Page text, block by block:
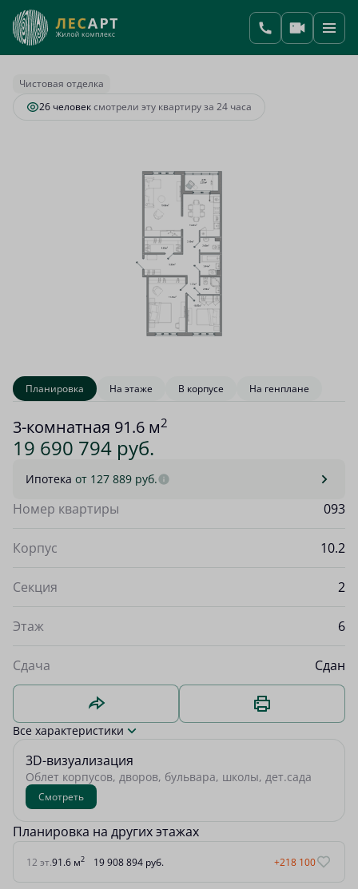
3-комнатная91.6 м 19 690 794 руб.
Ипотека от 127 889 руб.
Чистовая отделка
26 человексмотрели эту квартиру за 24 часа
Планировка На этаже В корпусе На генплане
3-комнатная 91.6 м2
19 690 794 руб.
Ипотека от 127 889 руб.
Номер квартиры 093
Корпус 10.2
Секция 2
Этаж 6
Сдача Сдан
Все характеристики
3D-визуализация
Облет корпусов, дворов, бульвара, школы, дет.сада
Смотреть
Планировка на других этажах
12 эт.91.6 м2 19 908 894 руб. +218 100